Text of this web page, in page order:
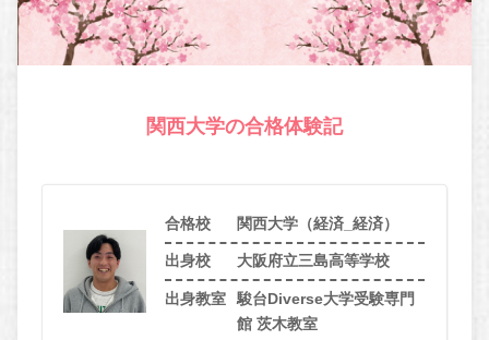
関西大学の合格体験記
合格校 関西大学（経済_経済）
出身校 大阪府立三島高等学校
出身教室
駿台Diverse大学受験専門
館 茨木教室